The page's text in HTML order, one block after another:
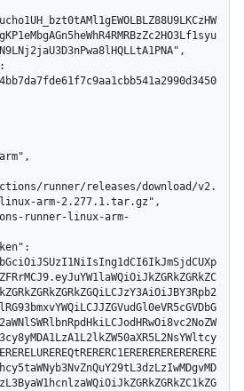
runner/releases/download/v2.
arm-2.277.1.tar.gz",